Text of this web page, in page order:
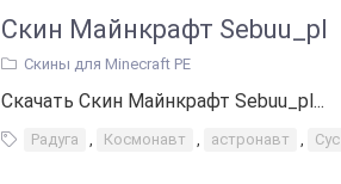
Скин Майнкрафт Sebuu_pl
Скины для Minecraft PE
Скачать Скин Майнкрафт Sebuu_pl...
Радуга , Космонавт , астронавт , Сус